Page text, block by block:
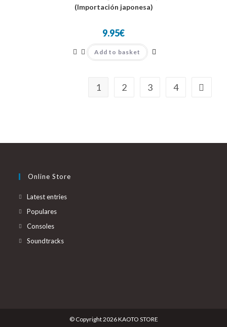
(Importación japonesa)
9.95€
Add to basket
1 2 3 4
Online Store
Latest entries
Populares
Consoles
Soundtracks
© Copyright 2026 KAOTO STORE